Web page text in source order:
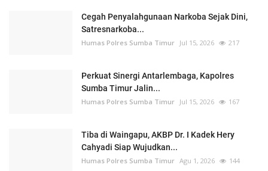
Cegah Penyalahgunaan Narkoba Sejak Dini,
Satresnarkoba...
Humas Polres Sumba Timur Jul 15, 2026 217
Perkuat Sinergi Antarlembaga, Kapolres
Sumba Timur Jalin...
Humas Polres Sumba Timur Jul 15, 2026 167
Tiba di Waingapu, AKBP Dr. I Kadek Hery
Cahyadi Siap Wujudkan...
Humas Polres Sumba Timur Agu 1, 2026 144